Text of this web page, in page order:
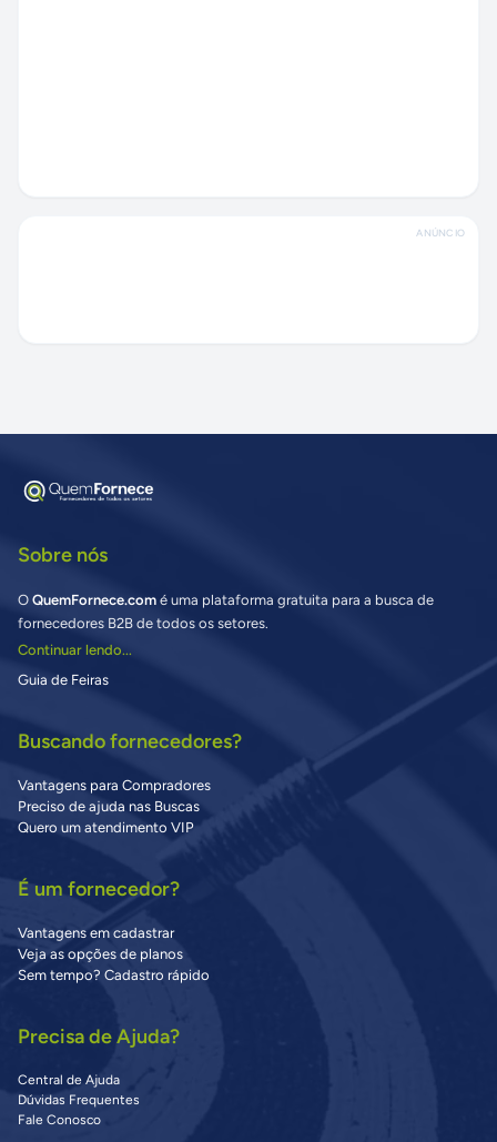
ANÚNCIO
Sobre nós
O QuemFornece.com é uma plataforma gratuita para a busca de
fornecedores B2B de todos os setores.
Continuar lendo...
Guia de Feiras
Buscando fornecedores?
Vantagens para Compradores
Preciso de ajuda nas Buscas
Quero um atendimento VIP
É um fornecedor?
Vantagens em cadastrar
Veja as opções de planos
Sem tempo? Cadastro rápido
Precisa de Ajuda?
Central de Ajuda
Dúvidas Frequentes
Fale Conosco